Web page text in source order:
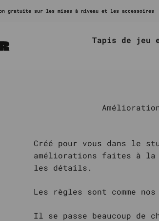
sur les mises à niveau et les accessoires
Tapis de jeu
Créé pour vous dans le
améliorations faites à la
les détails.
Les règles sont comme
Il se passe beaucoup de